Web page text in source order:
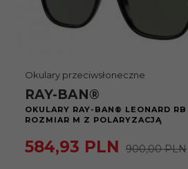
Okulary przeciwsłoneczne
RAY-BAN®
OKULARY RAY-BAN® LEONARD
ROZMIAR M Z POLARYZACJĄ
584,93 PLN 900,00 PLN